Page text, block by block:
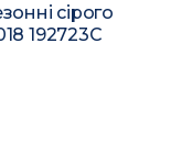
сірого
192723C